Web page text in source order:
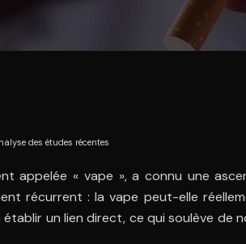
des études récentes
appelée « vape », a connu une
récurrent : la vape peut-elle
un lien direct, ce qui soulève